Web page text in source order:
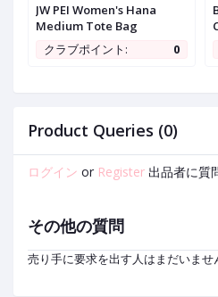
JW PEI Women's Hana
Medium Tote Bag
クラブポイント:
0
Product Queries (0)
ログイン or Register 出品者に質
その他の質問
売り手に要求を出す人はまだいませ